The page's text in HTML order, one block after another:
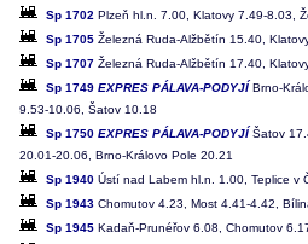
Sp 1702 Plzeň hl.n. 7.00, Klatovy 7.49-8.03,
Sp 1705 Železná Ruda-Alžbětín 15.40,
Sp 1707 Železná Ruda-Alžbětín 17.40,
Sp 1749 EXPRES PÁLAVA-PODYJÍ Brno-
9.53-10.06, Šatov 10.18
Sp 1750 EXPRES PÁLAVA-PODYJÍ Šatov
20.01-20.06, Brno-Královo Pole 20.21
Sp 1940 Ústí nad Labem hl.n. 1.00, Teplice v
Sp 1943 Chomutov 4.23, Most 4.41-4.42,
Sp 1945 Kadaň-Prunéřov 6.08, Chomutov